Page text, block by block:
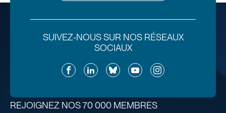
SUIVEZ-NOUS SUR NOS RÉSEAUX
SOCIAUX
FacebookLinkedInBlueskyYouTubeInstagram
REJOIGNEZ NOS 70 000 MEMBRES